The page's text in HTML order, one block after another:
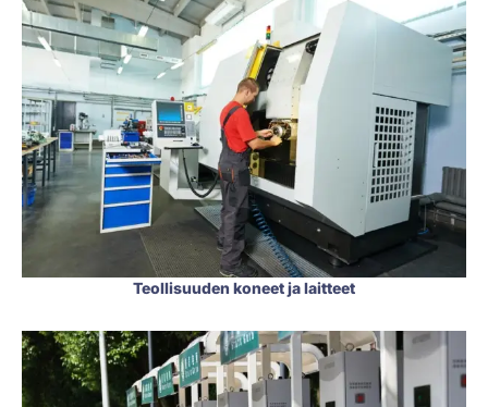
Teollisuuden koneet ja laitteet